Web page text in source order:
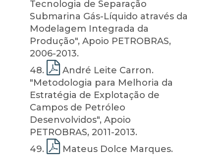
Tecnologia de Separação
Submarina Gás-Líquido através da
Modelagem Integrada da
Produção", Apoio PETROBRAS,
2006-2013.
48.
André Leite Carron.
"Metodologia para Melhoria da
Estratégia de Explotação de
Campos de Petróleo
Desenvolvidos", Apoio
PETROBRAS, 2011-2013.
49.
Mateus Dolce Marques.